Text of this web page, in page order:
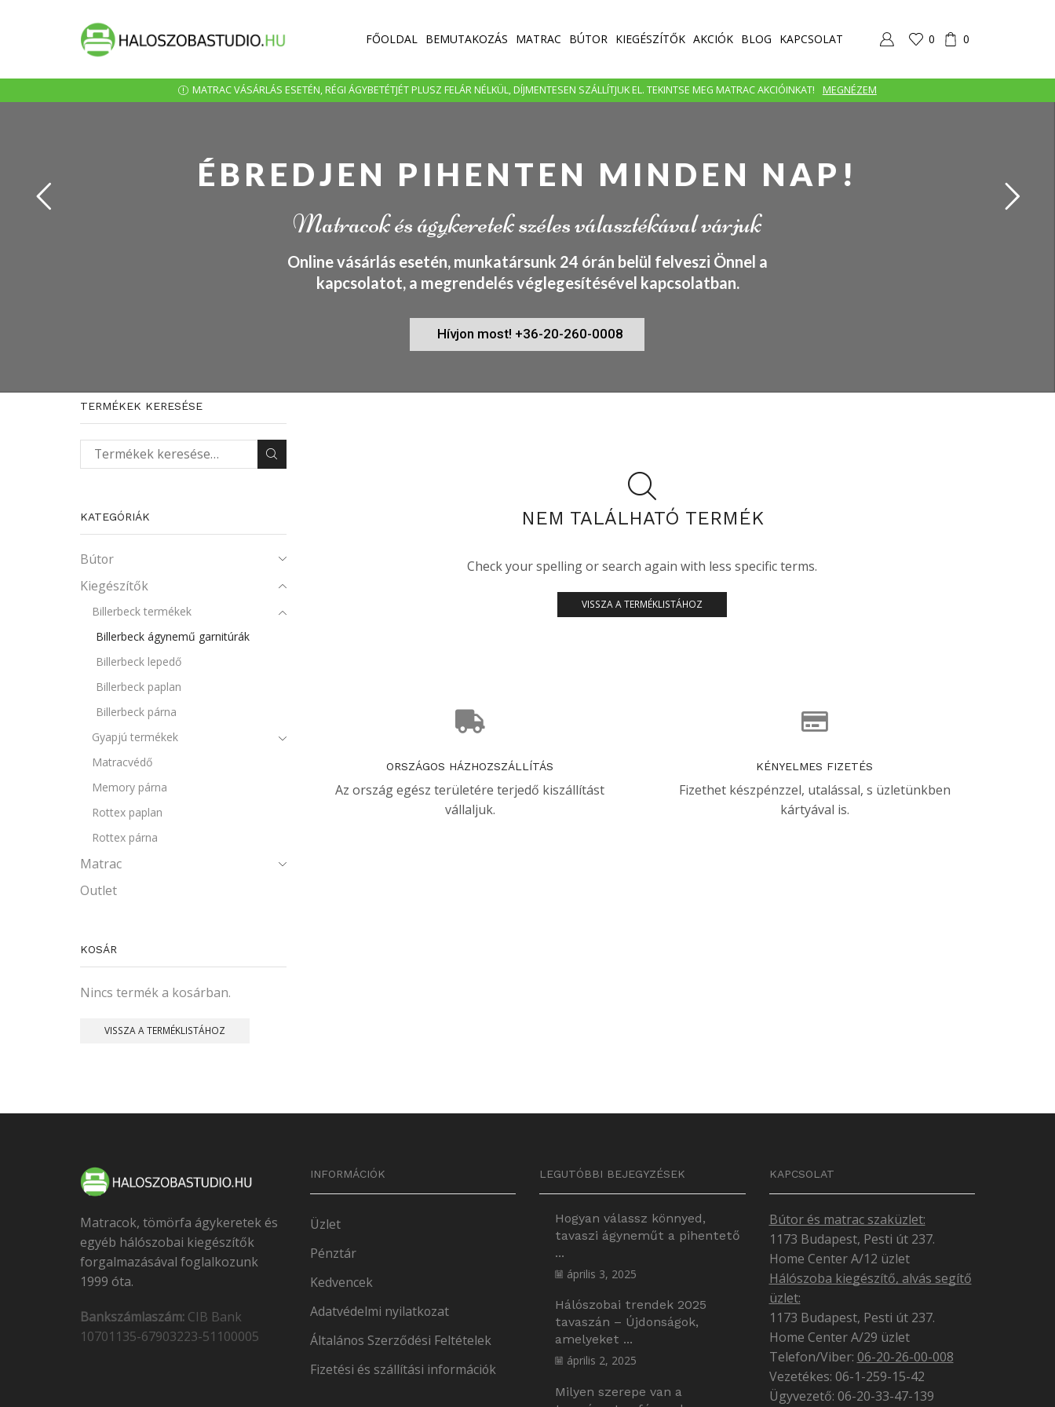
FŐOLDAL BEMUTAKOZÁS MATRAC BÚTOR KIEGÉSZÍTŐK AKCIÓK BLOG KAPCSOLAT 0 0
MATRAC VÁSÁRLÁS ESETÉN, RÉGI ÁGYBETÉTJÉT PLUSZ FELÁR NÉLKÜL, DÍJMENTESEN SZÁLLÍTJUK EL. TEKINTSE MEG MATRAC AKCIÓINKAT! MEGNÉZEM
ÉBREDJEN PIHENTEN MINDEN NAP!
Matracok és ágykeretek széles választékával várjuk
Online vásárlás esetén, munkatársunk 24 órán belül felveszi Önnel a
kapcsolatot, a megrendelés véglegesítésével kapcsolatban.
Hívjon most! +36-20-260-0008
NEM TALÁLHATÓ TERMÉK
Check your spelling or search again with less specific terms.
VISSZA A TERMÉKLISTÁHOZ
ORSZÁGOS HÁZHOZSZÁLLÍTÁS
Az ország egész területére terjedő kiszállítást
vállaljuk.
KÉNYELMES FIZETÉS
Fizethet készpénzzel, utalással, s üzletünkben
kártyával is.
TERMÉKEK KERESÉSE
Keresés a következőre:
KATEGÓRIÁK
Bútor
Kiegészítők
Billerbeck termékek
Billerbeck ágynemű garnitúrák
Billerbeck lepedő
Billerbeck paplan
Billerbeck párna
Gyapjú termékek
Matracvédő
Memory párna
Rottex paplan
Rottex párna
Matrac
Outlet
KOSÁR
Nincs termék a kosárban.
VISSZA A TERMÉKLISTÁHOZ
Matracok, tömörfa ágykeretek és
egyéb hálószobai kiegészítők
forgalmazásával foglalkozunk
1999 óta.
Bankszámlaszám: CIB Bank
10701135-67903223-51100005
INFORMÁCIÓK
Üzlet
Pénztár
Kedvencek
Adatvédelmi nyilatkozat
Általános Szerződési Feltételek
Fizetési és szállítási információk
LEGUTÓBBI BEJEGYZÉSEK
Hogyan válassz könnyed,
tavaszi ágyneműt a pihentető
...
április 3, 2025
Hálószobai trendek 2025
tavaszán – Újdonságok,
amelyeket ...
április 2, 2025
Milyen szerepe van a
KAPCSOLAT
Bútor és matrac szaküzlet:
1173 Budapest, Pesti út 237.
Home Center A/12 üzlet
Hálószoba kiegészítő, alvás segítő
üzlet:
1173 Budapest, Pesti út 237.
Home Center A/29 üzlet
Telefon/Viber: 06-20-26-00-008
Vezetékes: 06-1-259-15-42
Ügyvezető: 06-20-33-47-139